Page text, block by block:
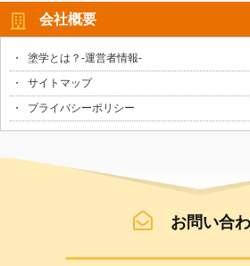
会社概要
塗学とは？-運営者情報-
サイトマップ
プライバシーポリシー
お問い合